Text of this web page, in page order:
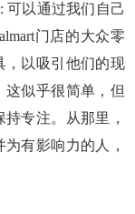
可以通过我们自己
门店的大众零
，以吸引他们的现
似乎很简单，但
专注。从那里，
有影响力的人，